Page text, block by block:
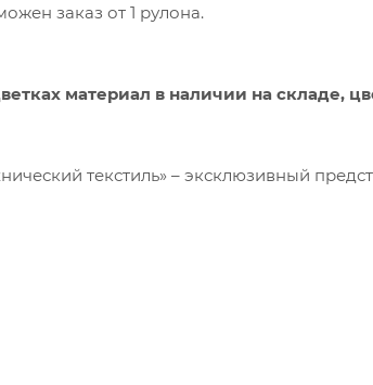
заказ от 1 рулона.
материал в наличии на складе,
текстиль» – эксклюзивный